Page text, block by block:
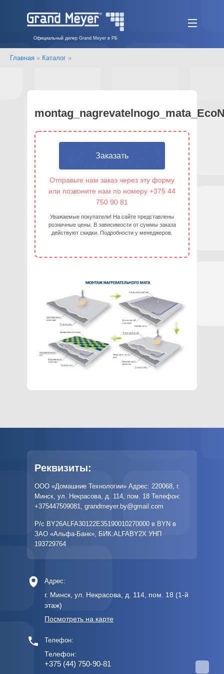
Официальный дилер Grand Meyer в РБ
Главная » Каталог »
Заказать
Отправьте нам заказ через эту форму
или позвоните нам по номеру +375 44
750 90 81
Уважаемые покупатели! На сайте представлены
розничные цены. В зависимости от суммы заказа
действуют скидки. Подробности у менеджеров.
Реквизиты:
ООО «Домашние Технологии» Адрес: 220068, г.
Минск, ул. Некрасова, д. 114, пом. 18 Телефон:
+375447509081, grandmeyer.by@gmail.com
Р/с BY26ALFA30122E35190010270000 в BYN в
ЗАО «Альфа-Банк», БИК:ALFABY2X УНП
193729764
Адрес:
г. Минск, ул. Некрасова, д. 114, пом. 18 (1-й
этаж)
Посмотреть на карте
Телефон:
Телефон:
+375 (44) 750-90-81